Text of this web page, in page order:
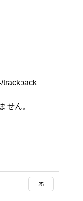
せん。
25